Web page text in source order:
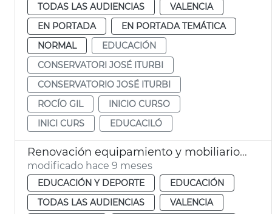
TODAS LAS AUDIENCIAS
VALENCIA
EN PORTADA
EN PORTADA TEMÁTICA
NORMAL
EDUCACIÓN
CONSERVATORI JOSÉ ITURBI
CONSERVATORIO JOSÉ ITURBI
ROCÍO GIL
INICIO CURSO
INICI CURS
EDUCACILÓ
Renovación equipamiento y mobiliario UP
modificado hace 9 meses
EDUCACIÓN Y DEPORTE
EDUCACIÓN
TODAS LAS AUDIENCIAS
VALENCIA